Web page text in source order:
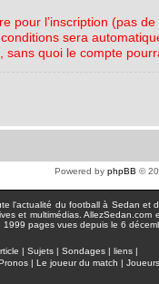
pour l’inscription (pas
sera
quoi le compte
Powered by phpBB ©
l'actualité du football à Sedan et
et multimédias.
pages vues depuis le 6
| Sujets | Sondages | liens |
| Le joueur du match | Joueurs